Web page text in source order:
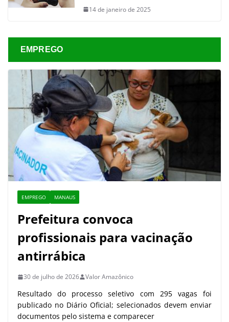
14 de janeiro de 2025
EMPREGO
EMPREGO MANAUS
Prefeitura convoca
profissionais para vacinação
antirrábica
30 de julho de 2026 Valor Amazônico
Resultado do processo seletivo com 295 vagas foi
publicado no Diário Oficial; selecionados devem enviar
documentos pelo sistema e comparecer